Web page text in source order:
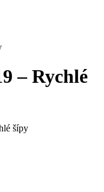
– Rychlé
šípy